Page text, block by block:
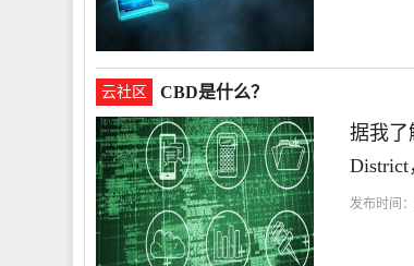
云社区 CBD是什么？
据我了
District
发布时间